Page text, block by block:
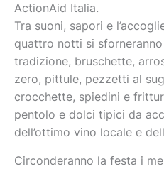
ActionAid Italia.
Tra suoni, sapori e
quattro notti si
tradizione, bruschette,
zero, pittule, pezzetti al
crocchette, spiedini e
pentolo e dolci tipici da
dell’ottimo vino locale e
Circonderanno la festa i